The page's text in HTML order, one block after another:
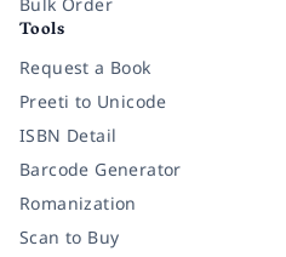
Tools
Request a Book
Preeti to Unicode
ISBN Detail
Barcode Generator
Romanization
Scan to Buy